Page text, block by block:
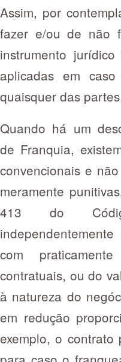
Assim, por
fazer e/ou de não
instrumento
aplicadas em
quaisquer das
Quando há um
de Franquia,
convencionais e
meramente
413 do
com
contratuais, ou do
à natureza do
em redução
exemplo, o contrato